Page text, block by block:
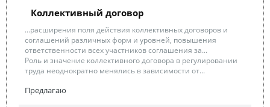
Коллективный договор
...расширения поля действия коллективных договоров и
соглашений различных форм и уровней, повышения
ответственности всех участников соглашения за...
Роль и значение коллективного договора в регулировании
труда неоднократно менялись в зависимости от...
Предлагаю